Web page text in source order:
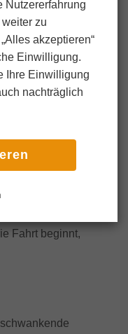
Baden
Baden-Baden und
oder sich mit dem
Fahrt beginnt,
Nutzer­erfahrung
zu
akzeptieren“
Einwilligung.
Ihre Einwilligung
nachträglich